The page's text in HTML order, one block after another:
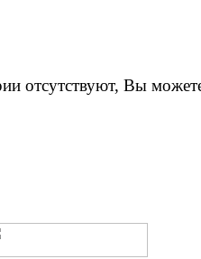
отсутствуют, Вы